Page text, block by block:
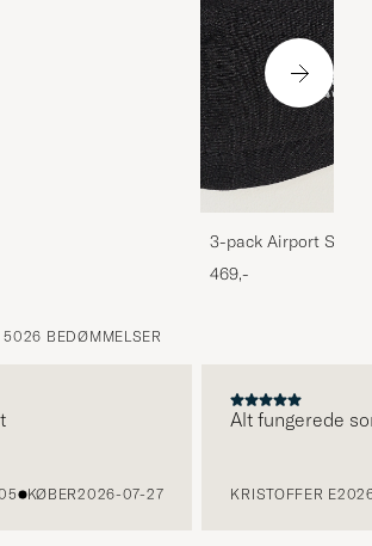
3-pack Airport
Melange
469,-
5026 BEDØMMELSER
KØBER2026-07-27
Alt fungerede
KRISTOFFER E